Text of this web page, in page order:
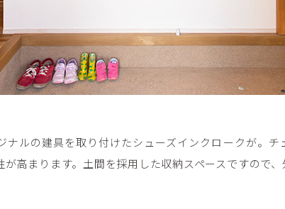
ナルの建具を取り付けたシューズインクロークが。チ
高まります。土間を採用した収納スペースですので